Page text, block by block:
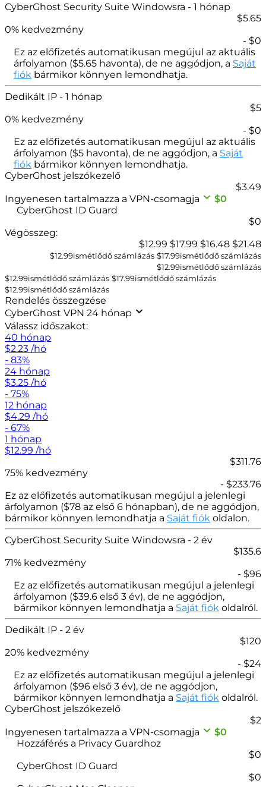
CyberGhost Security Suite Windowsra - 1 hónap
$5.65
0% kedvezmény
- $0
Ez az előfizetés automatikusan megújul az aktuális
árfolyamon ($5.65 havonta), de ne aggódjon, a Saját
fiók bármikor könnyen lemondhatja.
Dedikált IP - 1 hónap
$5
0% kedvezmény
- $0
Ez az előfizetés automatikusan megújul az aktuális
árfolyamon ($5 havonta), de ne aggódjon, a Saját
fiók bármikor könnyen lemondhatja.
CyberGhost jelszókezelő
$3.49
Ingyenesen tartalmazza a VPN-csomagja
$0
CyberGhost ID Guard
$0
Végösszeg:
$12.99 $17.99 $16.48 $21.48
$12.99ismétlődő számlázás $17.99ismétlődő számlázás
$12.99ismétlődő számlázás
$12.99ismétlődő számlázás $17.99ismétlődő számlázás
$12.99ismétlődő számlázás
Rendelés összegzése
CyberGhost VPN 24 hónap
Válassz időszakot:
40 hónap
$2.23 /hó
- 83%
24 hónap
$3.25 /hó
- 75%
12 hónap
$4.29 /hó
- 67%
1 hónap
$12.99 /hó
$311.76
75% kedvezmény
- $233.76
Ez az előfizetés automatikusan megújul a jelenlegi
árfolyamon ($78 az első 6 hónapban), de ne aggódjon,
bármikor könnyen lemondhatja a Saját fiók oldalon.
CyberGhost Security Suite Windowsra - 2 év
$135.6
71% kedvezmény
- $96
Ez az előfizetés automatikusan megújul a jelenlegi
árfolyamon ($39.6 első 3 év), de ne aggódjon,
bármikor könnyen lemondhatja a Saját fiók oldalról.
Dedikált IP - 2 év
$120
20% kedvezmény
- $24
Ez az előfizetés automatikusan megújul a jelenlegi
árfolyamon ($96 első 3 év), de ne aggódjon,
bármikor könnyen lemondhatja a Saját fiók oldalról.
CyberGhost jelszókezelő
$2
Ingyenesen tartalmazza a VPN-csomagja
$0
Hozzáférés a Privacy Guardhoz
$0
CyberGhost ID Guard
$0